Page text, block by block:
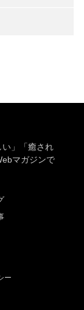
」「癒され
マガジンで
ー